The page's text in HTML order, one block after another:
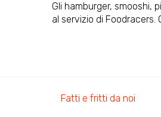
Gli hamburger, smooshi,
al servizio di Foodracers.
Fatti e fritti da noi